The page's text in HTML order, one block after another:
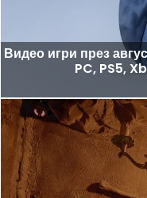
Видео игри през
PC, PS5,